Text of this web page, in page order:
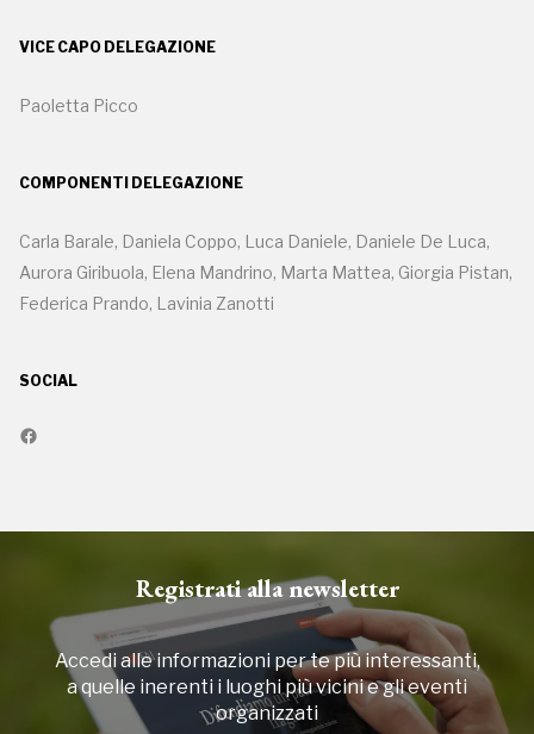
VICE CAPO DELEGAZIONE
Paoletta Picco
COMPONENTI DELEGAZIONE
Carla Barale, Daniela Coppo, Luca Daniele, Daniele De Luca,
Aurora Giribuola, Elena Mandrino, Marta Mattea, Giorgia Pistan,
Federica Prando, Lavinia Zanotti
SOCIAL
Registrati alla newsletter
Accedi alle informazioni per te più interessanti,
a quelle inerenti i luoghi più vicini e gli eventi
organizzati